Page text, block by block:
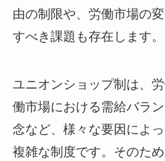
由の制限や、労働市場の
すべき課題も存在します。
ユニオンショップ制は、
働市場における需給バラ
念など、様々な要因によ
複雑な制度です。そのた